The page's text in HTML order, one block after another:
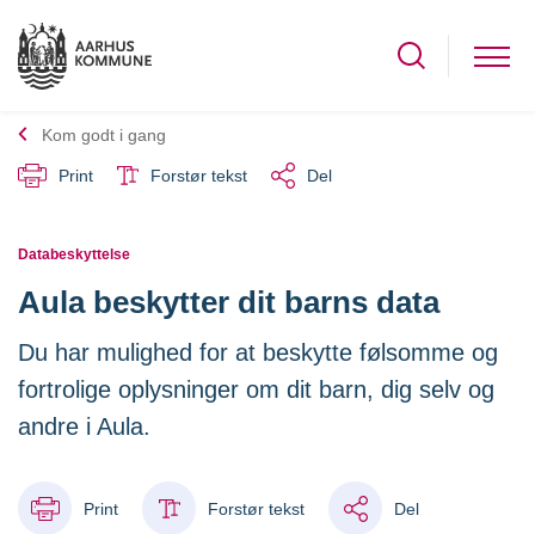
Kom godt i gang
Print Forstør tekst Del
Databeskyttelse
Aula beskytter dit barns data
Du har mulighed for at beskytte følsomme og
fortrolige oplysninger om dit barn, dig selv og
andre i Aula.
Print Forstør tekst Del